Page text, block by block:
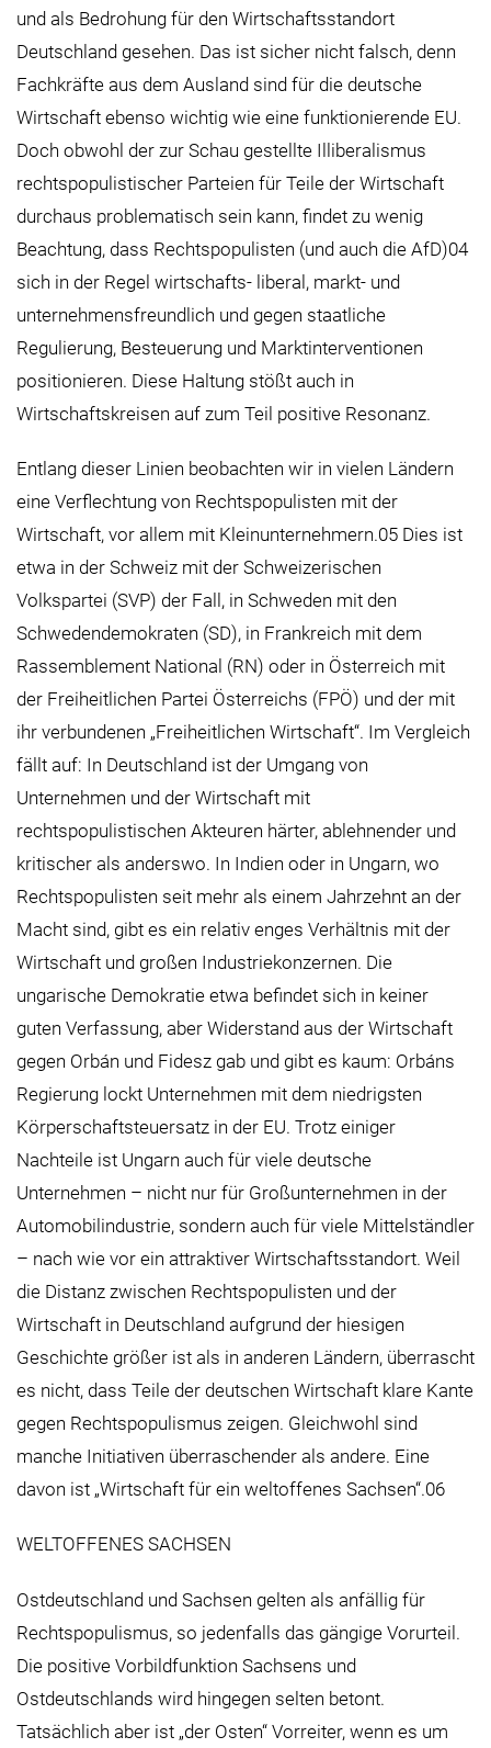
und als Bedrohung für den Wirtschaftsstandort
Deutschland gesehen. Das ist sicher nicht falsch, denn
Fachkräfte aus dem Ausland sind für die deutsche
Wirtschaft ebenso wichtig wie eine funktionierende EU.
Doch obwohl der zur Schau gestellte Illiberalismus
rechtspopulistischer Parteien für Teile der Wirtschaft
durchaus problematisch sein kann, findet zu wenig
Beachtung, dass Rechtspopulisten (und auch die AfD)04
sich in der Regel wirtschafts- liberal, markt- und
unternehmensfreundlich und gegen staatliche
Regulierung, Besteuerung und Marktinterventionen
positionieren. Diese Haltung stößt auch in
Wirtschaftskreisen auf zum Teil positive Resonanz.
Entlang dieser Linien beobachten wir in vielen Ländern
eine Verflechtung von Rechtspopulisten mit der
Wirtschaft, vor allem mit Kleinunternehmern.05 Dies ist
etwa in der Schweiz mit der Schweizerischen
Volkspartei (SVP) der Fall, in Schweden mit den
Schwedendemokraten (SD), in Frankreich mit dem
Rassemblement National (RN) oder in Österreich mit
der Freiheitlichen Partei Österreichs (FPÖ) und der mit
ihr verbundenen „Freiheitlichen Wirtschaft“. Im Vergleich
fällt auf: In Deutschland ist der Umgang von
Unternehmen und der Wirtschaft mit
rechtspopulistischen Akteuren härter, ablehnender und
kritischer als anderswo. In Indien oder in Ungarn, wo
Rechtspopulisten seit mehr als einem Jahrzehnt an der
Macht sind, gibt es ein relativ enges Verhältnis mit der
Wirtschaft und großen Industriekonzernen. Die
ungarische Demokratie etwa befindet sich in keiner
guten Verfassung, aber Widerstand aus der Wirtschaft
gegen Orbán und Fidesz gab und gibt es kaum: Orbáns
Regierung lockt Unternehmen mit dem niedrigsten
Körperschaftsteuersatz in der EU. Trotz einiger
Nachteile ist Ungarn auch für viele deutsche
Unternehmen – nicht nur für Großunternehmen in der
Automobilindustrie, sondern auch für viele Mittelständler
– nach wie vor ein attraktiver Wirtschaftsstandort. Weil
die Distanz zwischen Rechtspopulisten und der
Wirtschaft in Deutschland aufgrund der hiesigen
Geschichte größer ist als in anderen Ländern, überrascht
es nicht, dass Teile der deutschen Wirtschaft klare Kante
gegen Rechtspopulismus zeigen. Gleichwohl sind
manche Initiativen überraschender als andere. Eine
davon ist „Wirtschaft für ein weltoffenes Sachsen“.06
WELTOFFENES SACHSEN
Ostdeutschland und Sachsen gelten als anfällig für
Rechtspopulismus, so jedenfalls das gängige Vorurteil.
Die positive Vorbildfunktion Sachsens und
Ostdeutschlands wird hingegen selten betont.
Tatsächlich aber ist „der Osten“ Vorreiter, wenn es um